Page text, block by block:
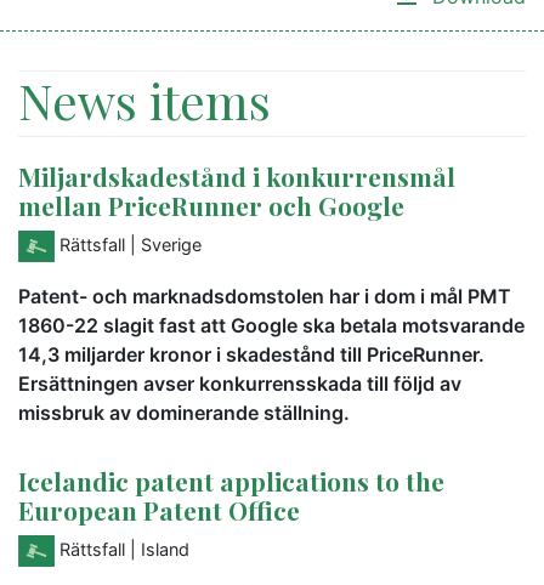
News items
Miljardskadestånd i konkurrensmål
mellan PriceRunner och Google
Rättsfall | Sverige
Patent- och marknadsdomstolen har i dom i mål PMT
1860-22 slagit fast att Google ska betala motsvarande
14,3 miljarder kronor i skadestånd till PriceRunner.
Ersättningen avser konkurrensskada till följd av
missbruk av dominerande ställning.
Icelandic patent applications to the
European Patent Office
Rättsfall | Island